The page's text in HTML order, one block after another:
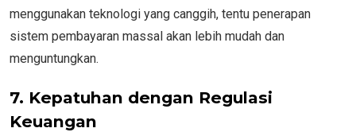
menggunakan teknologi yang canggih, tentu penerapan
sistem pembayaran massal akan lebih mudah dan
menguntungkan.
7. Kepatuhan dengan Regulasi
Keuangan